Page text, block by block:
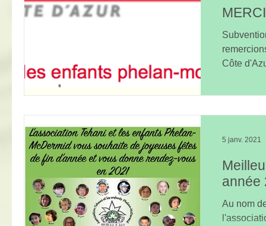
Côte
année
Au nom
5 janv. 2021